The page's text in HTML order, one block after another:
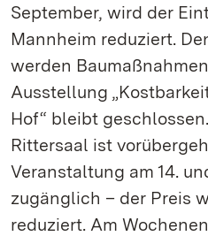
September, wird der
Mannheim reduziert.
werden
Ausstellung
Hof“ bleibt
Rittersaal ist
Veranstaltung am 14.
zugänglich – der Preis
reduziert. Am